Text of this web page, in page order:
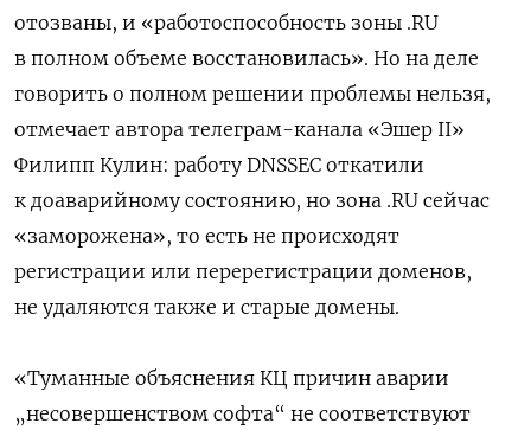
отозваны, и «работоспособность зоны .RU
в полном объеме восстановилась». Но на деле
говорить о полном решении проблемы нельзя,
отмечает автора телеграм-канала «Эшер II»
Филипп Кулин: работу DNSSEC откатили
к доаварийному состоянию, но зона .RU сейчас
«заморожена», то есть не происходят
регистрации или перерегистрации доменов,
не удаляются также и старые домены.
«Туманные объяснения КЦ причин аварии
„несовершенством софта“ не соответствуют